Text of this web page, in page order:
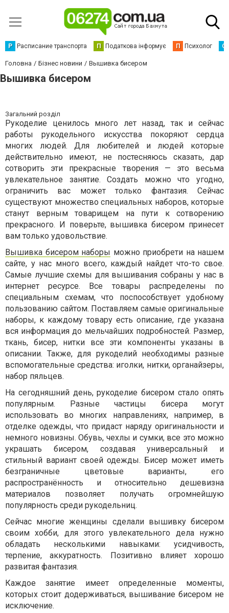
Р Расписание транспорта П Податкова інформує П Психолог С
Головна Бізнес новини Вышивка бисером
Вышивка бисером
Загальний розділ
Рукоделие ценилось много лет назад, так и сейчас
работы рукодельного искусства покоряют сердца
многих людей. Для любителей и людей которые
действительно имеют, не постесняюсь сказать, дар
сотворить эти прекрасные творения — это весьма
увлекательное занятие. Создать можно что угодно,
ограничить вас может только фантазия. Сейчас
существуют множество специальных наборов, которые
станут верным товарищем на пути к сотворению
прекрасного. И поверьте, вышивка бисером принесет
вам только удовольствие.
Вышивка бисером наборы можно приобрети на нашем
сайте, у нас много всего, каждый найдет что-то свое.
Самые лучшие схемы для вышивания собраны у нас в
интернет ресурсе. Все товары распределены по
специальным схемам, что поспособствует удобному
пользованию сайтом. Поставляем самые оригинальные
наборы, к каждому товару есть описание, где указана
вся информация до мельчайших подробностей. Размер,
ткань, бисер, нитки все эти компоненты указаны в
описании. Также, для рукоделий необходимы разные
вспомогательные средства: иголки, нитки, органайзеры,
набор пяльцев.
На сегодняшний день, рукоделие бисером стало опять
популярным. Разные частицы бисера могут
использовать во многих направлениях, например, в
отделке одежды, что придаст наряду оригинальности и
немного новизны. Обувь, чехлы и сумки, все это можно
украшать бисером, создавая универсальный и
стильный вариант своей одежды. Бисер может иметь
безграничные цветовые варианты, его
распространённость и относительно дешевизна
материалов позволяет получать огромнейшую
популярность среди рукодельниц.
Сейчас многие женщины сделали вышивку бисером
своим хобби, для этого увлекательного дела нужно
обладать несколькими навыками: усидчивость,
терпение, аккуратность. Позитивно влияет хорошо
развитая фантазия.
Каждое занятие имеет определенные моменты,
которых стоит додерживаться, вышивание бисером не
исключение.